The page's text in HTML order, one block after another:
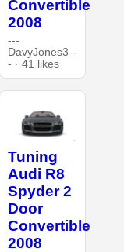
Convertible
2008
---
DavyJones3--
- · 41 likes
Tuning
Audi R8
Spyder 2
Door
Convertible
2008